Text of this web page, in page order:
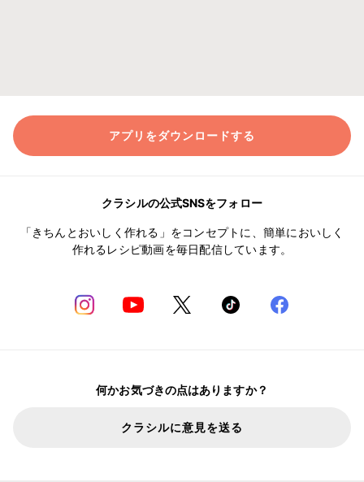
アプリをダウンロードする
クラシルの公式SNSをフォロー
「きちんとおいしく作れる」をコンセプトに、簡単においしく
作れるレシピ動画を毎日配信しています。
何かお気づきの点はありますか？
クラシルに意見を送る